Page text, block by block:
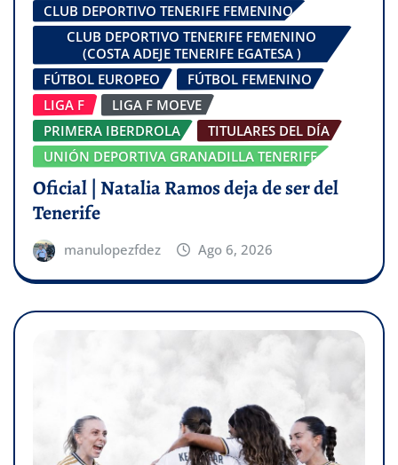
CLUB DEPORTIVO TENERIFE FEMENINO
CLUB DEPORTIVO TENERIFE FEMENINO
(COSTA ADEJE TENERIFE EGATESA )
FÚTBOL EUROPEO
FÚTBOL FEMENINO
LIGA F
LIGA F MOEVE
PRIMERA IBERDROLA
TITULARES DEL DÍA
UNIÓN DEPORTIVA GRANADILLA TENERIFE
Oficial | Natalia Ramos deja de ser del
Tenerife
manulopezfdez Ago 6, 2026